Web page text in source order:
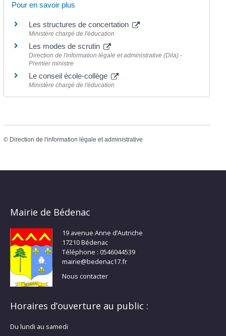
Pour en savoir plus
Les structures de concertation
Ministère chargé de l'éducation
Les modes de scrutin
Direction de l'information légale et administrative (Dila) -
Premier ministre
Le conseil école-collège
Ministère chargé de l'éducation
© Direction de l'information légale et administrative
Mairie de Bédenac
19 avenue Anne d’Autriche
17210 Bédenac
Téléphone : 0546044539
mairie@bedenac17.fr
Nous contacter
Horaires d’ouverture au public :
Du lundi au samedi